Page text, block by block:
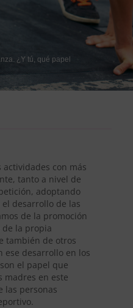
¿Y tú, qué papel
con más
tanto a nivel de
adoptando
desarrollo de las
de la promoción
la propia
también de otros
ese desarrollo en los
el papel que
madres en este
las personas
.